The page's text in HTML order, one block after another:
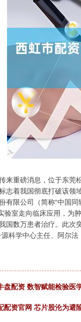
来重磅消息，位于东
志着我国彻底打破该领
有限公司（简称“中国
验室走向临床应用，为
国数万患者治疗。此次
科学中心主任、阿尔
盘配资 数智赋能检验医
配资官网 芯片股沦为避